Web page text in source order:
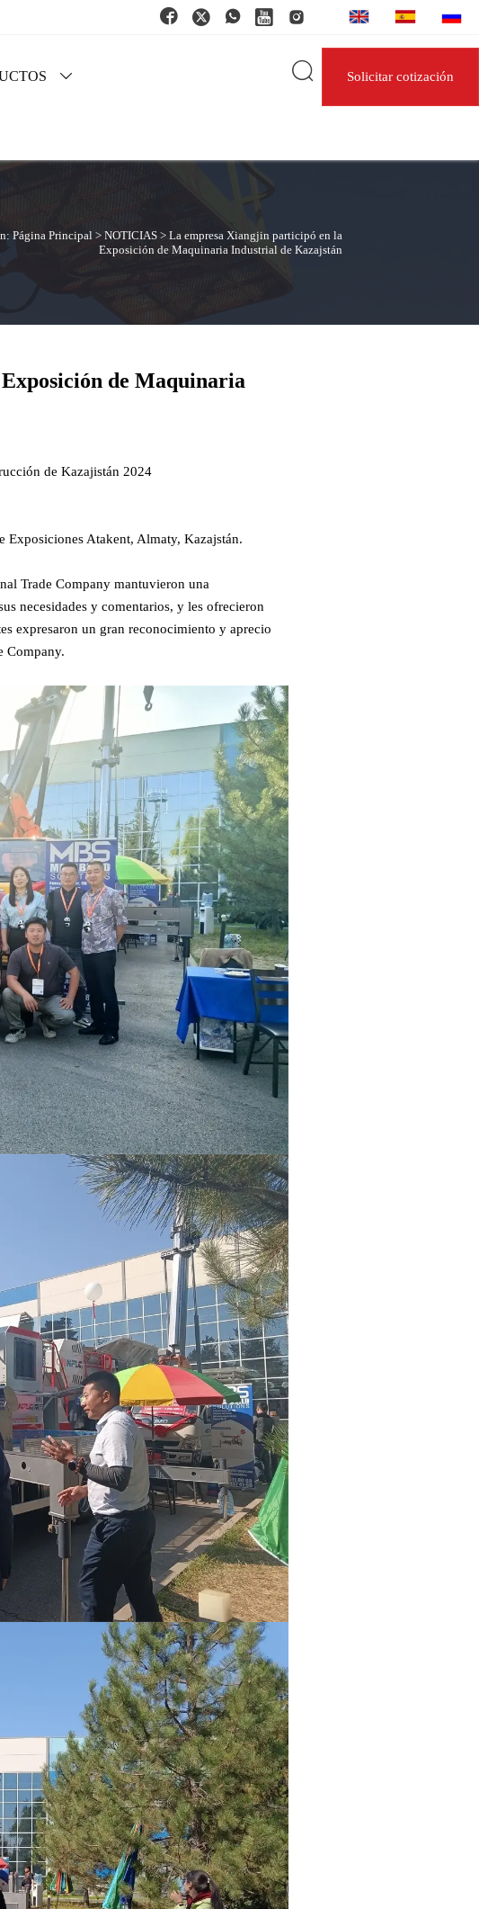
    
  Solicitar cotización
Página Principal >NOTICIAS >La empresa Xiangjin participó en la
Exposición de Maquinaria Industrial de Kazajstán
de Maquinaria
de Kazajistán 2024
Exposiciones Atakent, Almaty, Kazajstán.
Trade Company mantuvieron una
necesidades y comentarios, y les ofrecieron
expresaron un gran reconocimiento y aprecio
Company.